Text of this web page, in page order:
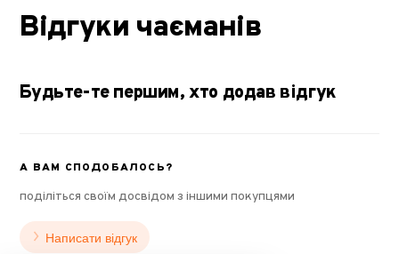
Відгуки чаєманів
Будьте-те першим, хто додав відгук
А ВАМ СПОДОБАЛОСЬ?
поділіться своїм досвідом з іншими покупцями
Написати відгук